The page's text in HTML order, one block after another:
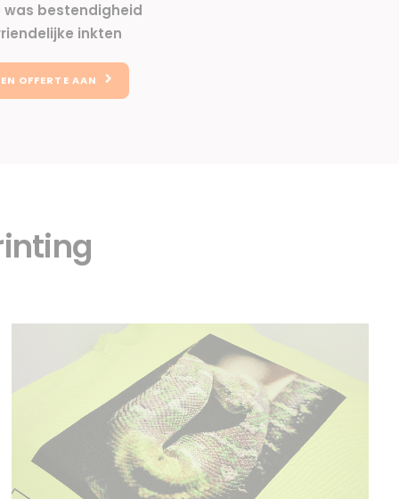
was bestendigheid
inkten
OFFERTE AAN